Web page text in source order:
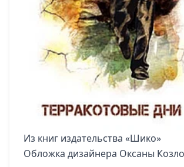
Из книг издательства «Шико»
Обложка дизайнера Оксаны